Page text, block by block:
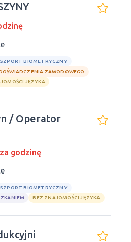
BIOMETRYCZNY
ZAWODOWEGO
JĘZYKA
/ Operator
godzinę
BIOMETRYCZNY
BEZ ZNAJOMOŚCI JĘZYKA